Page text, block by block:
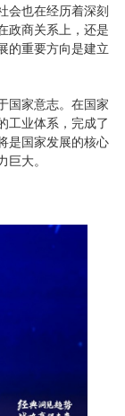
会也在经历着深刻
政商关系上，还是
的重要方向是建立
国家意志。在国家
工业体系，完成了
是国家发展的核心
大。